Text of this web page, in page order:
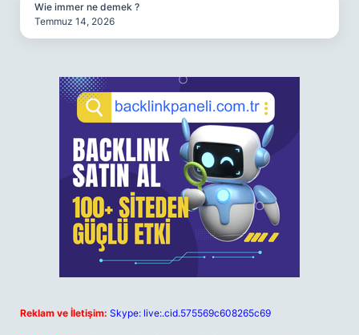
Wie immer ne demek ?
Temmuz 14, 2026
Reklam ve İletişim: Skype: live:.cid.575569c608265c69